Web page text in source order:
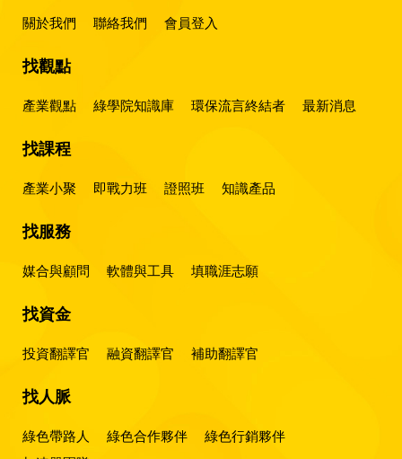
關於我們 聯絡我們 會員登入
找觀點
產業觀點 綠學院知識庫 環保流言終結者 最新消息
找課程
產業小聚 即戰力班 證照班 知識產品
找服務
媒合與顧問 軟體與工具 填職涯志願
找資金
投資翻譯官 融資翻譯官 補助翻譯官
找人脈
綠色帶路人 綠色合作夥伴
綠色行銷夥伴